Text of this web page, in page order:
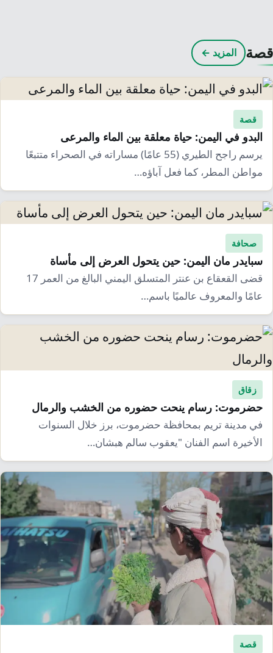
قصة المزيد ←
قصة
البدو في اليمن: حياة معلقة بين الماء والمرعى
يرسم راجح الطيري (55 عامًا) مساراته في الصحراء متتبعًا
مواطن المطر، كما فعل آباؤه…
صحافة
سبايدر مان اليمن: حين يتحول العرض إلى مأساة
قضى القعقاع بن عنتر المتسلق اليمني البالغ من العمر 17
عامًا والمعروف عالميًا باسم…
زقاق
حضرموت: رسام ينحت حضوره من الخشب والرمال
في مدينة تريم بمحافظة حضرموت، برز خلال السنوات
الأخيرة اسم الفنان "يعقوب سالم هبشان…
قصة